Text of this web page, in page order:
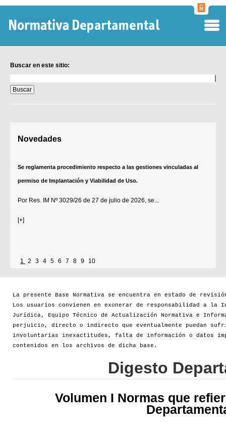
Buscar en este sitio:
en
este
sitio:
Novedades
Se reglamenta procedimiento respecto a las gestiones vinculadas al
permiso de Implantación y Viabilidad de Uso.
Por Res. IM Nº 3029/26 de 27 de julio de 2026, se...
[+]
1 2 3 4 5 6 7 8 9 10
La presente Base Normativa se encuentra en estado de
Los usuarios convienen en exonerar de responsabilidad a la
Jurídica, Equipo Técnico de Actualización Normativa e
perjuicio, directo o indirecto que eventualmente puedan
involuntarias inexactitudes, falta de información o datos
contenidos en los archivos de dicha base.
Digesto
Volumen I Normas que